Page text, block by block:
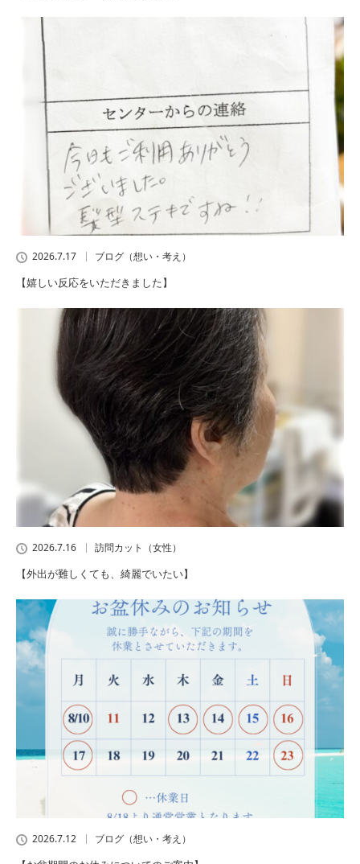
2026.7.17 ブログ（想い・考え）
【嬉しい反応をいただきました】
2026.7.16 訪問カット（女性）
【外出が難しくても、綺麗でいたい】
2026.7.12 ブログ（想い・考え）